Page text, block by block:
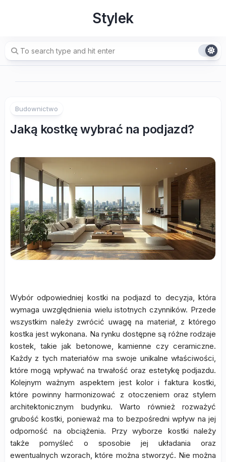
Stylek
Budownictwo
Jaką kostkę wybrać na podjazd?
Wybór odpowiedniej kostki na podjazd to decyzja, która
wymaga uwzględnienia wielu istotnych czynników. Przede
wszystkim należy zwrócić uwagę na materiał, z którego
kostka jest wykonana. Na rynku dostępne są różne rodzaje
kostek, takie jak betonowe, kamienne czy ceramiczne.
Każdy z tych materiałów ma swoje unikalne właściwości,
które mogą wpływać na trwałość oraz estetykę podjazdu.
Kolejnym ważnym aspektem jest kolor i faktura kostki,
które powinny harmonizować z otoczeniem oraz stylem
architektonicznym budynku. Warto również rozważyć
grubość kostki, ponieważ ma to bezpośredni wpływ na jej
odporność na obciążenia. Przy wyborze kostki należy
także pomyśleć o sposobie jej układania oraz
ewentualnych wzorach, które można stworzyć. Nie można